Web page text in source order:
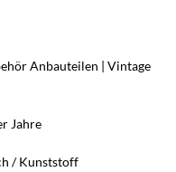
Anbauteilen | Vintage
Jahre
/ Kunststoff